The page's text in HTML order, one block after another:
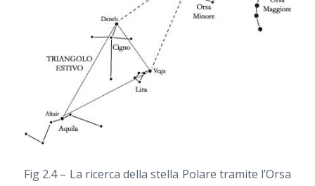
Fig 2.4 – La ricerca della stella Polare tramite l’Orsa